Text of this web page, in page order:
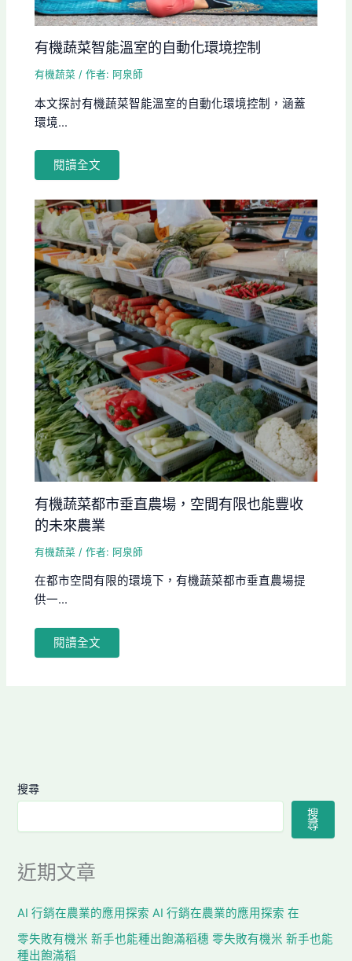
有機蔬菜智能溫室的自動化環境控制
有機蔬菜 / 作者: 阿泉師
本文探討有機蔬菜智能溫室的自動化環境控制，涵蓋
環境...
閱讀全文
有機蔬菜都市垂直農場，空間有限也能豐收
的未來農業
有機蔬菜 / 作者: 阿泉師
在都市空間有限的環境下，有機蔬菜都市垂直農場提
供一...
閱讀全文
搜尋
搜
尋
近期文章
AI 行銷在農業的應用探索 AI 行銷在農業的應用探索 在
零失敗有機米 新手也能種出飽滿稻穗 零失敗有機米 新手也能
種出飽滿稻